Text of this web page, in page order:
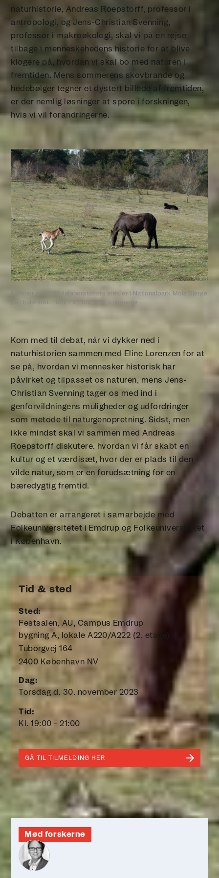
naturhistorie, Andreas Roepstorff, professor i
antropologi, og Jens-Christian Svenning,
professor i makroøkologi, skal vi på en rejse
tilbage i menneskehedens historie for at blive
klogere på, hvordan vi skal bo med naturen i
fremtiden. Mens sommerens skovbrande og
hedebølger tegner et dystert billede af fremtiden,
er der nemlig løsninger at spore i forskningen,
hvis vi vil forandringerne.
Exmoor føl på Molslaboratoriets arealer i Nationalpark Mols Bjerge
på Djursland. Foto: Exmoor, Wiki commons
Kom med til debat, når vi dykker ned i
naturhistorien sammen med Eline Lorenzen for at
se på, hvordan vi mennesker historisk har
påvirket og tilpasset os naturen, mens Jens-
Christian Svenning tager os med ind i
genforvildningens muligheder og udfordringer
som metode til naturgenopretning. Sidst, men
ikke mindst skal vi sammen med Andreas
Roepstorff diskutere, hvordan vi får skabt en
kultur og et værdisæt, hvor der er plads til den
vilde natur, som er en forudsætning for en
bæredygtig fremtid.
Debatten er arrangeret i samarbejde med
Folkeuniversitetet i Emdrup og Folkeuniversitetet
i København.
Tid & sted
Sted:
Festsalen, AU, Campus Emdrup
bygning A, lokale A220/A222 (2. etage)
Tuborgvej 164
2400 København NV
Dag:
Torsdag d. 30. november 2023
Tid:
Kl. 19:00 - 21:00
GÅ TIL TILMELDING HER
Mød forskerne